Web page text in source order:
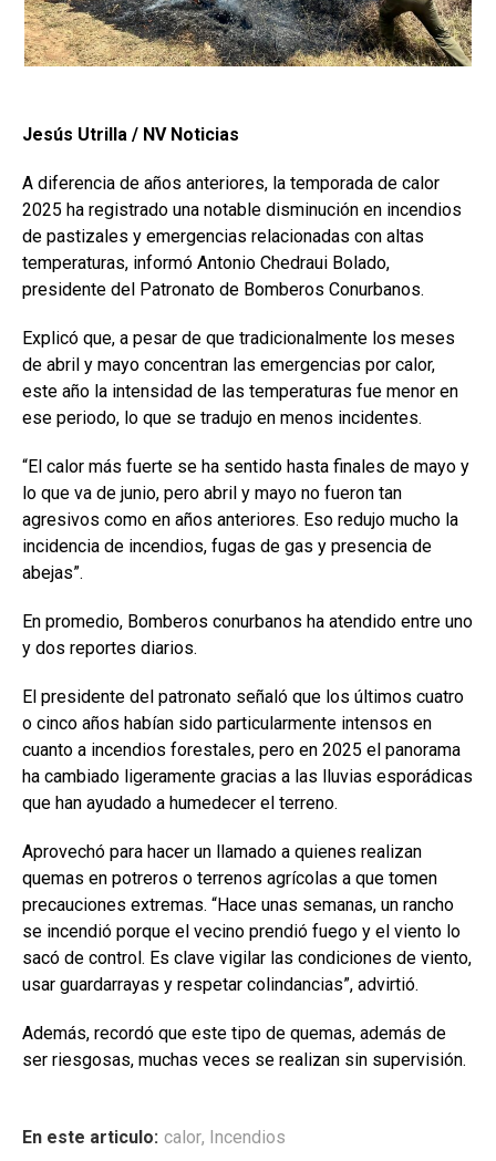
Jesús Utrilla / NV Noticias
A diferencia de años anteriores, la temporada de calor
2025 ha registrado una notable disminución en incendios
de pastizales y emergencias relacionadas con altas
temperaturas, informó Antonio Chedraui Bolado,
presidente del Patronato de Bomberos Conurbanos.
Explicó que, a pesar de que tradicionalmente los meses
de abril y mayo concentran las emergencias por calor,
este año la intensidad de las temperaturas fue menor en
ese periodo, lo que se tradujo en menos incidentes.
“El calor más fuerte se ha sentido hasta finales de mayo y
lo que va de junio, pero abril y mayo no fueron tan
agresivos como en años anteriores. Eso redujo mucho la
incidencia de incendios, fugas de gas y presencia de
abejas”.
En promedio, Bomberos conurbanos ha atendido entre uno
y dos reportes diarios.
El presidente del patronato señaló que los últimos cuatro
o cinco años habían sido particularmente intensos en
cuanto a incendios forestales, pero en 2025 el panorama
ha cambiado ligeramente gracias a las lluvias esporádicas
que han ayudado a humedecer el terreno.
Aprovechó para hacer un llamado a quienes realizan
quemas en potreros o terrenos agrícolas a que tomen
precauciones extremas. “Hace unas semanas, un rancho
se incendió porque el vecino prendió fuego y el viento lo
sacó de control. Es clave vigilar las condiciones de viento,
usar guardarrayas y respetar colindancias”, advirtió.
Además, recordó que este tipo de quemas, además de
ser riesgosas, muchas veces se realizan sin supervisión.
En este articulo: calor, Incendios